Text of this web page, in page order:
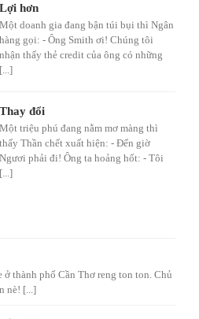
Lợi hơn
Một doanh gia đang bận túi bụi thì Ngân
hàng gọi: - Ông Smith ơi! Chúng tôi
nhận thấy thẻ credit của ông có những
[...]
Thay đổi
Một triệu phú đang nằm mơ màng thì
thấy Thần chết xuất hiện: - Đến giờ
Ngươi phải đi! Ông ta hoảng hốt: - Tôi
[...]
thành phố Cần Thơ reng ton ton. Chủ
nè! [...]